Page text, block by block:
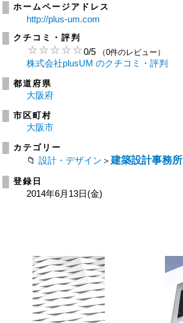
ホームページアドレス
http://plus-um.com
クチコミ・評判
0/5 （0件のレビュー）
株式会社plusUM のクチコミ・評判
都道府県
大阪府
市区町村
大阪市
カテゴリー
設計・デザイン ＞ 建築設計事務所
登録日
2014年6月13日(金)